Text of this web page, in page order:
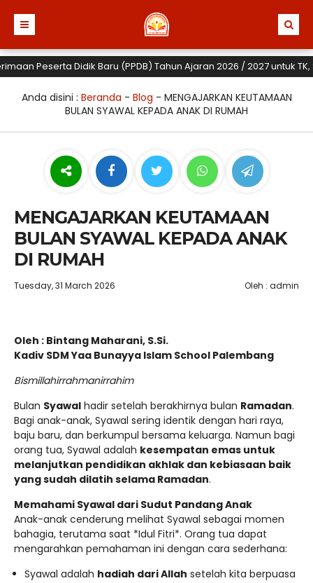
Peserta Didik Baru (PPDB) Tahun Ajaran 2026 / 2027 untuk TK,
Anda disini : Beranda - Blog - MENGAJARKAN KEUTAMAAN
BULAN SYAWAL KEPADA ANAK DI RUMAH
MENGAJARKAN KEUTAMAAN
BULAN SYAWAL KEPADA ANAK
DI RUMAH
Tuesday, 31 March 2026 Oleh : admin
Oleh : Bintang Maharani, S.Si.
Kadiv SDM Yaa Bunayya Islam School Palembang
Bismillahirrahmanirrahim
Bulan Syawal hadir setelah berakhirnya bulan Ramadan.
Bagi anak-anak, Syawal sering identik dengan hari raya,
baju baru, dan berkumpul bersama keluarga. Namun bagi
orang tua, Syawal adalah kesempatan emas untuk
melanjutkan pendidikan akhlak dan kebiasaan baik
yang sudah dilatih selama Ramadan.
Memahami Syawal dari Sudut Pandang Anak
Anak-anak cenderung melihat Syawal sebagai momen
bahagia, terutama saat *Idul Fitri*. Orang tua dapat
mengarahkan pemahaman ini dengan cara sederhana:
Syawal adalah hadiah dari Allah setelah kita berpuasa